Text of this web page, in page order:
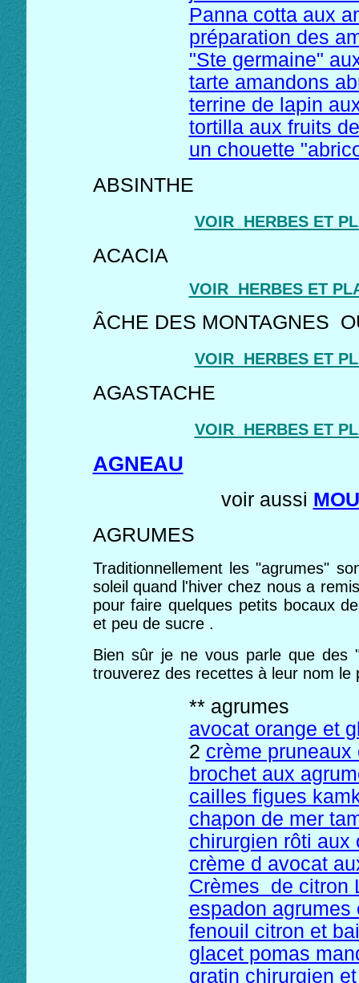
Panna cotta aux
préparation des
"Ste germaine"
tarte amandons
terrine de lapin
tortilla aux fruits
un chouette
ABSINTHE
VOIR HERBES ET
ACACIA
VOIR HERBES ET
ÂCHE DES
VOIR HERBES ET
AGASTACHE
VOIR HERBES ET
AGNEAU
voir aussi
AGRUMES
Traditionnellement les "agrumes"
soleil quand l'hiver chez nous a
pour faire quelques petits bocaux
et peu de sucre .
Bien sûr je ne vous parle que des
trouverez des recettes à leur nom le
** agrumes
avocat orange et
2 crème pruneaux
brochet aux
cailles figues
chapon de mer
chirurgien rôti aux
crème d avocat
Crèmes de citron
espadon agrumes
fenouil citron et
glacet pomas
gratin chirurgien